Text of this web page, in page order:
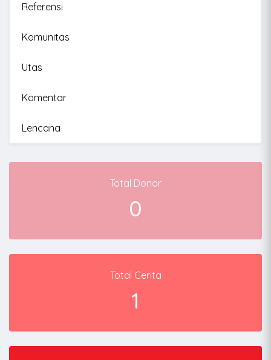
Referensi
Komunitas
Utas
Komentar
Lencana
Total Donor
0
Total Cerita
1